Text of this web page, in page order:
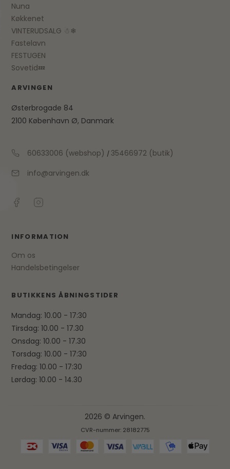
Nuna
Køkkenet
VINTERUDSALG ☃❄
Fastelavn
FESTUGEN
Sovetid💤
ARVINGEN
Østerbrogade 84
2100 København Ø, Danmark
60633006 (webshop) / 35466972 (butik)
info@arvingen.dk
INFORMATION
Om os
Handelsbetingelser
BUTIKKENS ÅBNINGSTIDER
Mandag: 10.00 - 17:30
Tirsdag: 10.00 - 17.30
Onsdag: 10.00 - 17.30
Torsdag: 10.00 - 17:30
Fredag: 10.00 - 17:30
Lørdag: 10.00 - 14.30
2026 © Arvingen.
CVR-nummer: 28182775